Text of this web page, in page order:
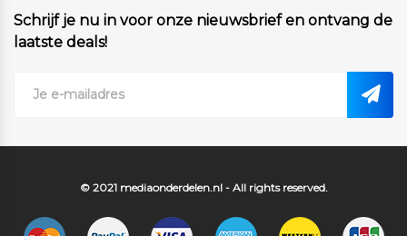
Schrijf je nu in voor onze nieuwsbrief en ontvang de
laatste deals!
© 2021 mediaonderdelen.nl - All rights reserved.